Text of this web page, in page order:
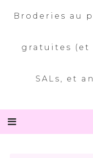
Broderies au
gratuites (et
SALs, et